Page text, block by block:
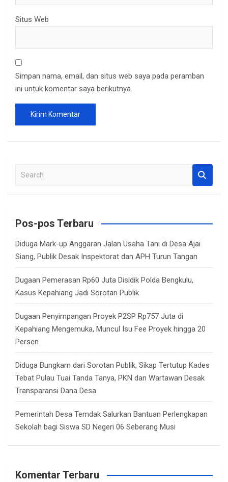
Situs Web
Simpan nama, email, dan situs web saya pada peramban
ini untuk komentar saya berikutnya.
a
c
Pos-pos Terbaru
Diduga Mark-up Anggaran Jalan Usaha Tani di Desa Ajai
Siang, Publik Desak Inspektorat dan APH Turun Tangan
Dugaan Pemerasan Rp60 Juta Disidik Polda Bengkulu,
Kasus Kepahiang Jadi Sorotan Publik
Dugaan Penyimpangan Proyek P2SP Rp757 Juta di
Kepahiang Mengemuka, Muncul Isu Fee Proyek hingga 20
Persen
Diduga Bungkam dari Sorotan Publik, Sikap Tertutup Kades
Tebat Pulau Tuai Tanda Tanya, PKN dan Wartawan Desak
Transparansi Dana Desa
Pemerintah Desa Temdak Salurkan Bantuan Perlengkapan
Sekolah bagi Siswa SD Negeri 06 Seberang Musi
Komentar Terbaru